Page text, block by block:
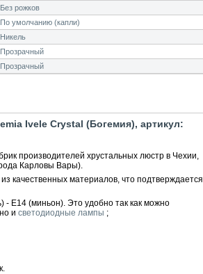
Без рожков
По умолчанию (капли)
Никель
Прозрачный
Прозрачный
Ivele Crystal (Богемия), артикул:
производителей хрустальных люстр в Чехии,
Карловы Вары).
качественных материалов, что подтверждается
E14 (миньон). Это удобно так как можно
и светодиодные лампы ;